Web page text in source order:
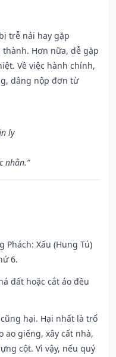
trễ nải hay gặp
Hơn nữa, dễ gặp
Về việc hành chính,
dâng nộp đơn từ
ly
nhằn.”
Phách: Xấu (Hung Tú)
6.
đất hoặc cắt áo đều
hại. Hại nhất là trổ
ao giếng, xây cất nhà,
cột. Vì vậy, nếu quý